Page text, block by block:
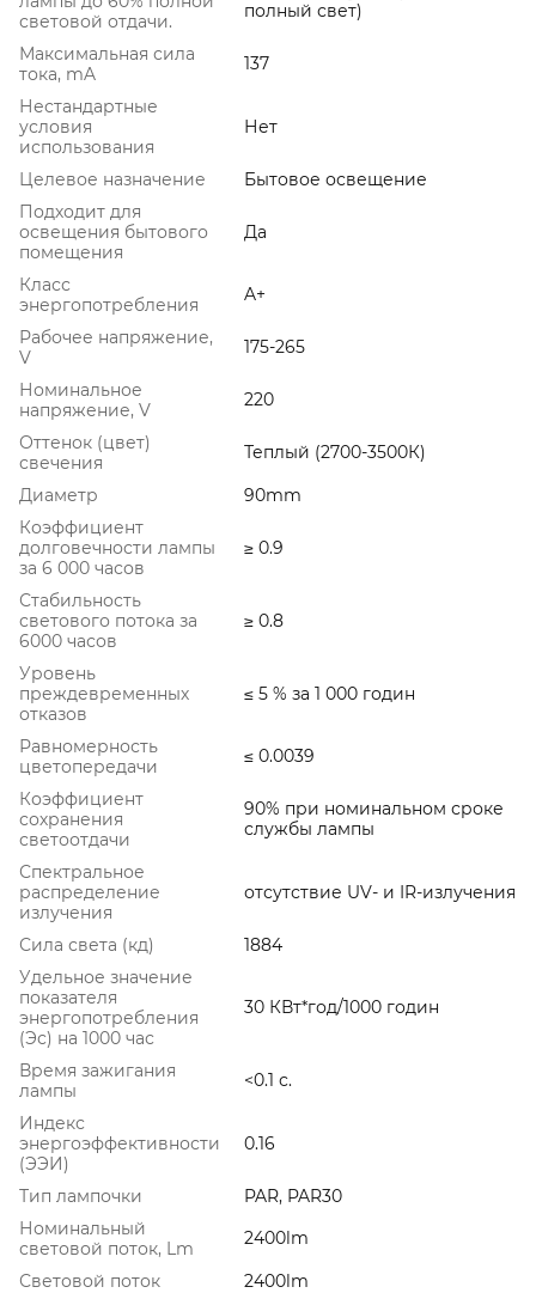
световой отдачи.
полный свет)
Максимальная сила
тока, mA
137
Нестандартные
условия
использования
Нет
Целевое назначение
Бытовое освещение
Подходит для
освещения бытового
помещения
Да
Класс
энергопотребления
A+
Рабочее напряжение,
V
175-265
Номинальное
напряжение, V
220
Оттенок (цвет)
свечения
Теплый (2700-3500К)
Диаметр
90mm
Коэффициент
долговечности лампы
за 6 000 часов
≥ 0.9
Стабильность
светового потока за
6000 часов
≥ 0.8
Уровень
преждевременных
отказов
≤ 5 % за 1 000 годин
Равномерность
цветопередачи
≤ 0.0039
Коэффициент
сохранения
светоотдачи
90% при номинальном сроке
службы лампы
Спектральное
распределение
излучения
отсутствие UV- и IR-излучения
Сила света (кд)
1884
Удельное значение
показателя
энергопотребления
(Эс) на 1000 час
30 КВт*год/1000 годин
Время зажигания
лампы
<0.1 с.
Индекс
энергоэффективности
(ЭЭИ)
0.16
Тип лампочки
PAR, PAR30
Номинальный
световой поток, Lm
2400lm
Световой поток
2400lm